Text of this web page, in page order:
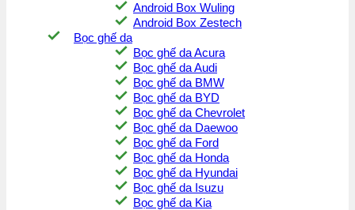
Android Box Wuling
Android Box Zestech
Bọc ghế da
Bọc ghế da Acura
Bọc ghế da Audi
Bọc ghế da BMW
Bọc ghế da BYD
Bọc ghế da Chevrolet
Bọc ghế da Daewoo
Bọc ghế da Ford
Bọc ghế da Honda
Bọc ghế da Hyundai
Bọc ghế da Isuzu
Bọc ghế da Kia